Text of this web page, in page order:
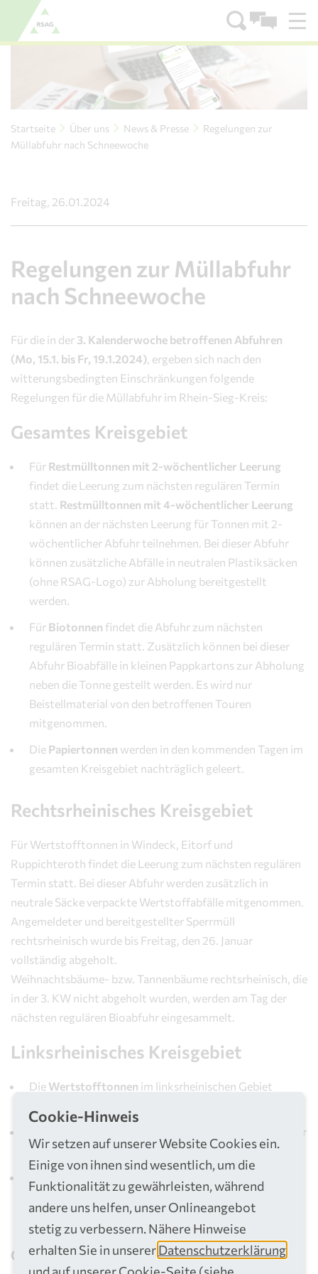
Zum Menü
Zum Inhalt
Startseite Über uns News & Presse
Regelungen zur
Müllabfuhr nach Schneewoche
Freitag, 26.01.2024
Regelungen zur Müllabfuhr
nach Schneewoche
Für die in der 3. Kalenderwoche betroffenen Abfuhren
(Mo, 15.1. bis Fr, 19.1.2024), ergeben sich nach den
witterungsbedingten Einschränkungen folgende
Regelungen für die Müllabfuhr im Rhein-Sieg-Kreis:
Gesamtes Kreisgebiet
Für Restmülltonnen mit 2-wöchentlicher Leerung
findet die Leerung zum nächsten regulären Termin
statt. Restmülltonnen mit 4-wöchentlicher Leerung
können an der nächsten Leerung für Tonnen mit 2-
wöchentlicher Abfuhr teilnehmen. Bei dieser Abfuhr
können zusätzliche Abfälle in neutralen Plastiksäcken
(ohne RSAG-Logo) zur Abholung bereitgestellt
werden.
Für Biotonnen findet die Abfuhr zum nächsten
regulären Termin statt. Zusätzlich können bei dieser
Abfuhr Bioabfälle in kleinen Pappkartons zur Abholung
neben die Tonne gestellt werden. Es wird nur
Beistellmaterial von den betroffenen Touren
mitgenommen.
Die Papiertonnen werden in den kommenden Tagen im
gesamten Kreisgebiet nachträglich geleert.
Rechtsrheinisches Kreisgebiet
Für Wertstofftonnen in Windeck, Eitorf und
Ruppichteroth findet die Leerung zum nächsten regulären
Termin statt. Bei dieser Abfuhr werden zusätzlich in
neutrale Säcke verpackte Wertstoffabfälle mitgenommen.
Angemeldeter und bereitgestellter Sperrmüll
rechtsrheinisch wurde bis Freitag, den 26. Januar
vollständig abgeholt.
Weihnachtsbäume- bzw. Tannenbäume rechtsrheinisch, die
in der 3. KW nicht abgeholt wurden, werden am Tag der
nächsten regulären Bioabfuhr eingesammelt.
Linksrheinisches Kreisgebiet
Die Wertstofftonnen im linksrheinischen Gebiet
linksrheinisch wird bis Freitag, den 26. Januar
abgeholt.
Weihnachtsbäume- bzw. Tannenbäume
die in der 3. KW nicht abgeholt wurden, werden bis
Freitag, den 26. Januar, eingesammelt.
Gut zu wissen
Cookie-Hinweis
Wir setzen auf unserer Website Cookies ein.
Einige von ihnen sind wesentlich, um die
Funktionalität zu gewährleisten, während
andere uns helfen, unser Onlineangebot
stetig zu verbessern. Nähere Hinweise
erhalten Sie in unsererDatenschutzerklärung
und auf unsererCookie-Seite (siehe